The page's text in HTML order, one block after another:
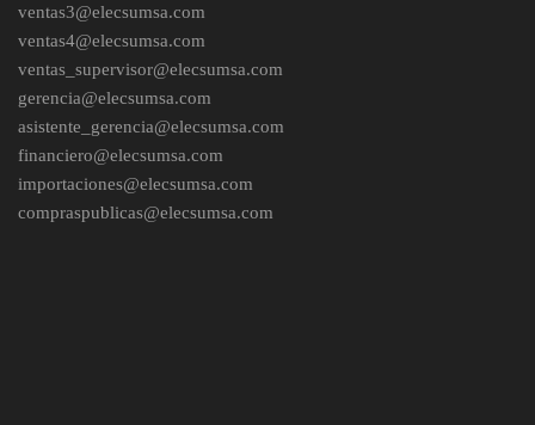
ventas3@elecsumsa.com
ventas4@elecsumsa.com
ventas_supervisor@elecsumsa.com
gerencia@elecsumsa.com
asistente_gerencia@elecsumsa.com
financiero@elecsumsa.com
importaciones@elecsumsa.com
compraspublicas@elecsumsa.com